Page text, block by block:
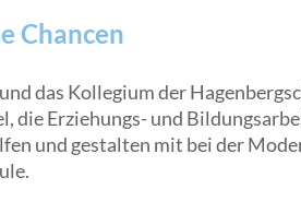
Chancen
das Kollegium der
die Erziehungs- und
und gestalten mit bei der